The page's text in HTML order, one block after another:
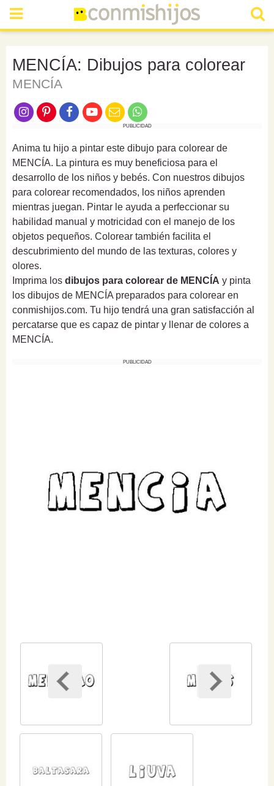
MENCÍA: Dibujos para colorear
MENCÍA
PUBLICIDAD
Anima tu hijo a pintar este dibujo para colorear de
MENCÍA. La pintura es muy beneficiosa para el
desarrollo de los niños y bebés. Con nuestros dibujos
para colorear recomendados, los niños aprenden
mientras juegan. Pintar le ayuda a perfeccionar su
habilidad manual y motricidad con el manejo de los
objetos pequeños. Colorear también facilita el
descubrimiento del mundo de las texturas, colores y
olores.
Imprima los dibujos para colorear de MENCÍA y pinta
los dibujos de MENCÍA preparados para colorear en
conmishijos.com. Tu hijo tendrá una gran satisfacción al
percatarse que es capaz de pintar y llenar de colores a
MENCÍA.
PUBLICIDAD